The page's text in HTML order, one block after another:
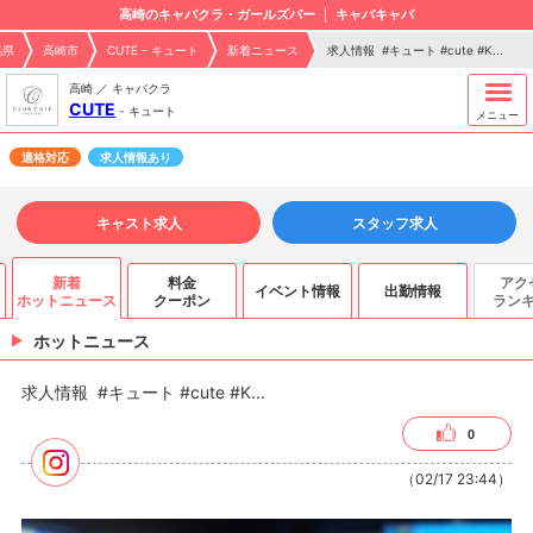
高崎のキャバクラ・ガールズバー キャバキャバ
県 高崎市 CUTE - キュート 新着ニュース 求人情報 #キュート #cute #K...
高崎 ／ キャバクラ
CUTE - キュート メニュー
適格対応 求人情報あり
キャスト求人 スタッフ求人
新着
ホットニュース
料金
クーポン
イベント情報 出勤情報
アク
ラン
ホットニュース
求人情報 #キュート #cute #K...
0
（02/17 23:44）